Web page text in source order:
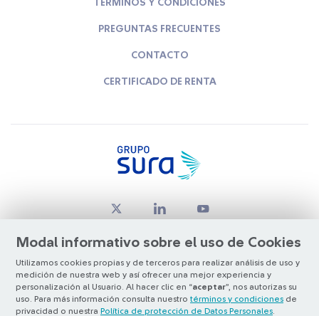
Modal informativo sobre el uso de Cookies
Utilizamos cookies propias y de terceros para realizar análisis de uso y
medición de nuestra web y así ofrecer una mejor experiencia y
personalización al Usuario. Al hacer clic en “aceptar”, nos autorizas su
uso. Para más información consulta nuestro términos y condiciones de
privacidad o nuestra Política de protección de Datos Personales
TÉRMINOS Y CONDICIONES
PREGUNTAS FRECUENTES
CONTACTO
CERTIFICADO DE RENTA
© Copyright Grupo SURA 2026